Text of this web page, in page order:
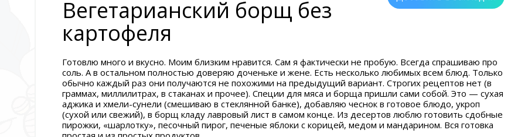
Вегетарианский борщ без
картофеля
Готовлю много и вкусно. Моим близким нравится. Сам я фактически не пробую. Всегда спрашиваю про
соль. А в остальном полностью доверяю доченьке и жене. Есть несколько любимых всем блюд. Только
обычно каждый раз они получаются не похожими на предыдущий вариант. Строгих рецептов нет (в
граммах, миллилитрах, в стаканах и прочее). Специи для мяса и борща пришли сами собой. Это — сухая
аджика и хмели-сунели (смешиваю в стеклянной банке), добавляю чеснок в готовое блюдо, укроп
(сухой или свежий), в борщ кладу лавровый лист в самом конце. Из десертов люблю готовить сдобные
пирожки, «шарлотку», песочный пирог, печеные яблоки с корицей, медом и мандарином. Вся готовка